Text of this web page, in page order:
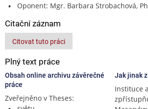
Oponent: Mgr. Barbara Strobachová,
Citační záznam
Citovat tuto práci
Plný text práce
Obsah online archivu závěrečné
práce
Zveřejněno v Theses:
Jak jinak
Instituce